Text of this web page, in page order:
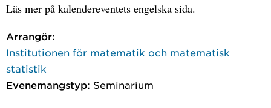
Läs mer på kalendereventets engelska sida.
Arrangör:
Institutionen för matematik och matematisk
statistik
Evenemangstyp: Seminarium